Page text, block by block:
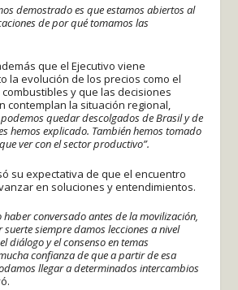
demostrado es que estamos abiertos al
de por qué tomamos las
que el Ejecutivo viene
la evolución de los precios como el
y que las decisiones
contemplan la situación regional,
podemos quedar descolgados de Brasil y de
hemos explicado. También hemos tomado
ver con el sector productivo”.
su expectativa de que el encuentro
en soluciones y entendimientos.
haber conversado antes de la movilización,
siempre damos lecciones a nivel
diálogo y el consenso en temas
confianza de que a partir de esa
llegar a determinados intercambios